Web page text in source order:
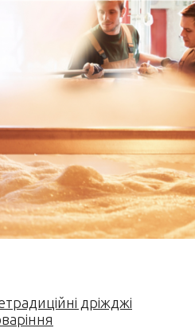
дріжджі